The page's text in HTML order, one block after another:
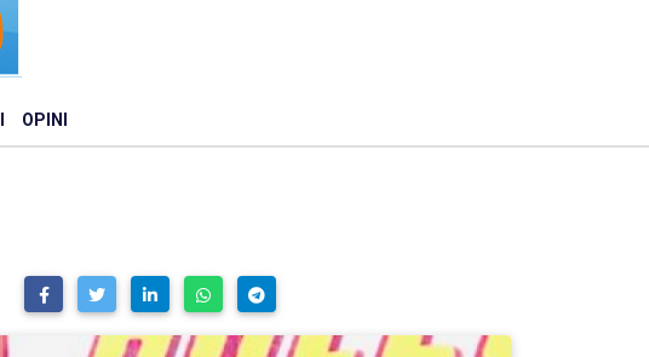
OPINI